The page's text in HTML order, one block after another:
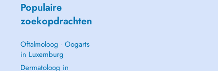
Populaire
zoekopdrachten
Oftalmoloog - Oogarts
in Luxemburg
Dermatoloog in